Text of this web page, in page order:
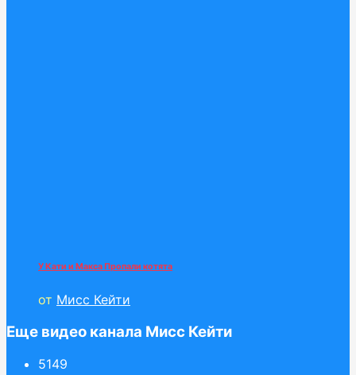
У Кати и Макса Пропали котята
от Мисс Кейти
Еще видео канала Мисс Кейти
5149